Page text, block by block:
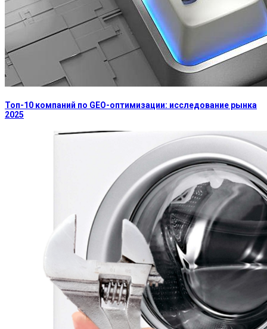
Топ-10 компаний по GEO-оптимизации: исследование рынка
2025